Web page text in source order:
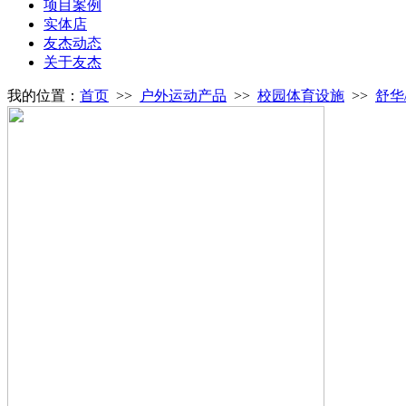
项目案例
实体店
友杰动态
关于友杰
我的位置： 首页 >> 户外运动产品 >> 校园体育设施 >> 舒